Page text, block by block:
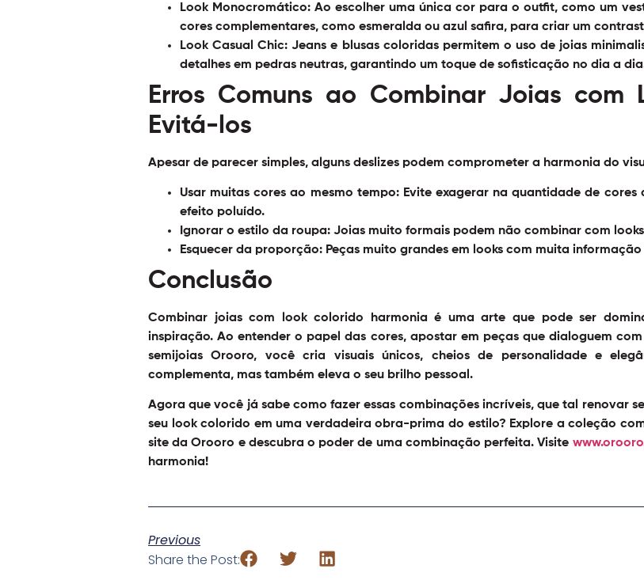
Look Monocromático: Ao escolher uma única cor para o outfit, como um
cores complementares, como esmeralda ou azul safira, para criar um
Look Casual Chic: Jeans e blusas coloridas permitem o uso de joias
detalhes em pedras neutras, garantindo um toque de sofisticação no dia a
Erros Comuns ao Combinar Joias com
Evitá-los
Apesar de parecer simples, alguns deslizes podem comprometer a harmonia do
Usar muitas cores ao mesmo tempo:Evite exagerar na quantidade de
efeito poluído.
Ignorar o estilo da roupa: Joias muito formais podem não combinar com
Esquecer da proporção: Peças muito grandes em looks com muita
Conclusão
Combinar joias com look colorido harmonia é uma arte que pode ser
inspiração. Ao entender o papel das cores, apostar em peças que dialoguem
semijoias Orooro, você cria visuais únicos, cheios de personalidade e
complementa, mas também eleva o seu brilho pessoal.
Agora que você já sabe como fazer essas combinações incríveis, que tal renovar
seu look colorido em uma verdadeira obra-prima do estilo? Explore a coleção
site da Orooro e descubra o poder de uma combinação perfeita. Visite
harmonia!
Previous
Share the Post: